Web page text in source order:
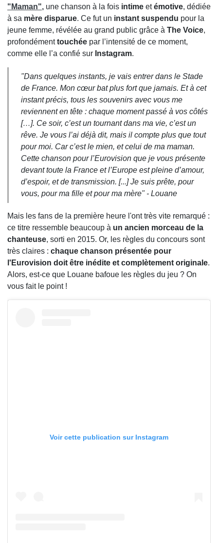
"Maman", une chanson à la fois intime etémotive, dédiée
à sa mère disparue. Ce fut un instant suspendu pour la
jeune femme, révélée au grand public grâce à The Voice,
profondémenttouchée par l’intensité de ce moment,
comme elle l’a confié sur Instagram.
"Dans quelques instants, je vais entrer dans le Stade
de France. Mon cœur bat plus fort que jamais. Et à cet
instant précis, tous les souvenirs avec vous me
reviennent en tête : chaque moment passé à vos côtés
[…]. Ce soir, c’est un tournant dans ma vie, c’est un
rêve. Je vous l’ai déjà dit, mais il compte plus que tout
pour moi. Car c’est le mien, et celui de ma maman.
Cette chanson pour l’Eurovision que je vous présente
devant toute la France et l’Europe est pleine d’amour,
d’espoir, et de transmission. [...] Je suis prête, pour
vous, pour ma fille et pour ma mère" - Louane
Mais les fans de la première heure l'ont très vite remarqué :
ce titre ressemble beaucoup à un ancien morceau de la
chanteuse, sorti en 2015. Or, les règles du concours sont
très claires : chaque chanson présentée pour
l'Eurovision doit être inédite et complètement originale.
Alors, est-ce que Louane bafoue les règles du jeu ? On
vous fait le point !
Voir cette publication sur Instagram